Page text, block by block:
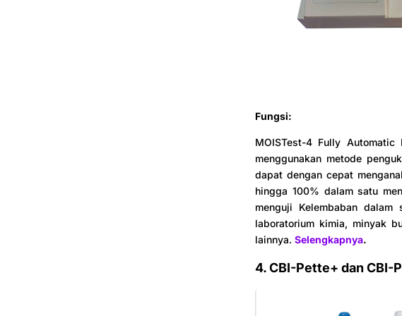
Fungsi:
MOISTest-4 Fully
menggunakan metode
dapat dengan cepat
hingga 100% dalam satu
menguji Kelembaban
laboratorium kimia, minyak
lainnya.Selengkapnya.
4. CBI-Pette+ dan